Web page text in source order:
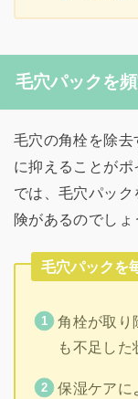
毛穴パックを
毛穴の角栓を除
に抑えることがポ
では、毛穴パッ
険があるのでしょ
毛穴パックを
角栓が取り
も不足した
保湿ケアに